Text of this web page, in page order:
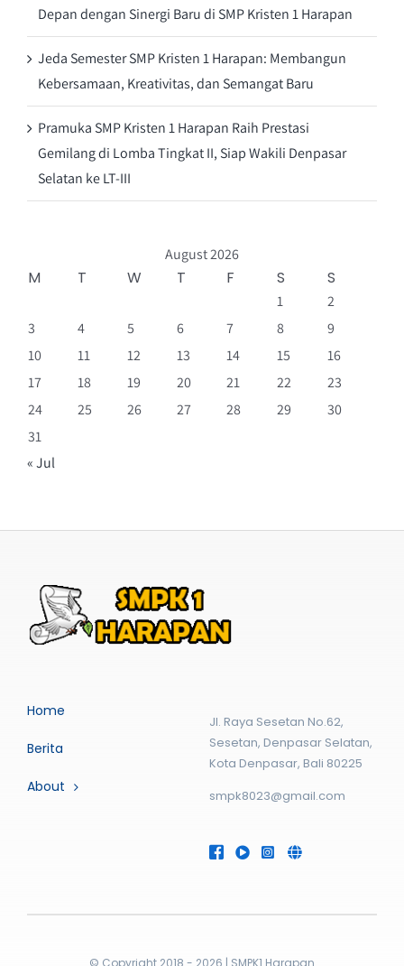
Depan dengan Sinergi Baru di SMP Kristen 1 Harapan
Jeda Semester SMP Kristen 1 Harapan: Membangun
Kebersamaan, Kreativitas, dan Semangat Baru
Pramuka SMP Kristen 1 Harapan Raih Prestasi
Gemilang di Lomba Tingkat II, Siap Wakili Denpasar
Selatan ke LT-III
August 2026
M T W T F S S
1
2
3
4 5 6 7 8
9
10
11 12 13 14 15
16
17
18 19 20 21 22
23
24
25 26 27 28 29
30
31
« Jul
Home
Berita
About
Jl. Raya Sesetan No.62,
Sesetan, Denpasar Selatan,
Kota Denpasar, Bali 80225
smpk8023@gmail.com